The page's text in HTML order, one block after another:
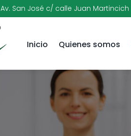
Av. San José c/ calle Juan Martincich
Inicio Quienes somos